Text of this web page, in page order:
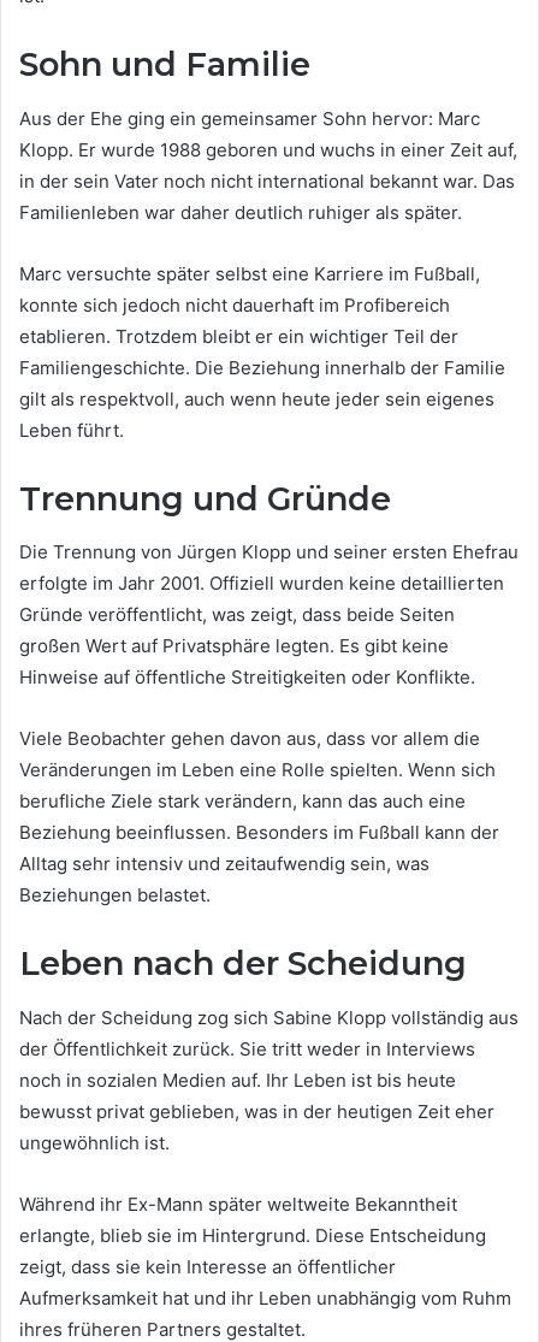
Sohn und Familie
Aus der Ehe ging ein gemeinsamer Sohn hervor: Marc
Klopp. Er wurde 1988 geboren und wuchs in einer Zeit auf,
in der sein Vater noch nicht international bekannt war. Das
Familienleben war daher deutlich ruhiger als später.
Marc versuchte später selbst eine Karriere im Fußball,
konnte sich jedoch nicht dauerhaft im Profibereich
etablieren. Trotzdem bleibt er ein wichtiger Teil der
Familiengeschichte. Die Beziehung innerhalb der Familie
gilt als respektvoll, auch wenn heute jeder sein eigenes
Leben führt.
Trennung und Gründe
Die Trennung von Jürgen Klopp und seiner ersten Ehefrau
erfolgte im Jahr 2001. Offiziell wurden keine detaillierten
Gründe veröffentlicht, was zeigt, dass beide Seiten
großen Wert auf Privatsphäre legten. Es gibt keine
Hinweise auf öffentliche Streitigkeiten oder Konflikte.
Viele Beobachter gehen davon aus, dass vor allem die
Veränderungen im Leben eine Rolle spielten. Wenn sich
berufliche Ziele stark verändern, kann das auch eine
Beziehung beeinflussen. Besonders im Fußball kann der
Alltag sehr intensiv und zeitaufwendig sein, was
Beziehungen belastet.
Leben nach der Scheidung
Nach der Scheidung zog sich Sabine Klopp vollständig aus
der Öffentlichkeit zurück. Sie tritt weder in Interviews
noch in sozialen Medien auf. Ihr Leben ist bis heute
bewusst privat geblieben, was in der heutigen Zeit eher
ungewöhnlich ist.
Während ihr Ex-Mann später weltweite Bekanntheit
erlangte, blieb sie im Hintergrund. Diese Entscheidung
zeigt, dass sie kein Interesse an öffentlicher
Aufmerksamkeit hat und ihr Leben unabhängig vom Ruhm
ihres früheren Partners gestaltet.